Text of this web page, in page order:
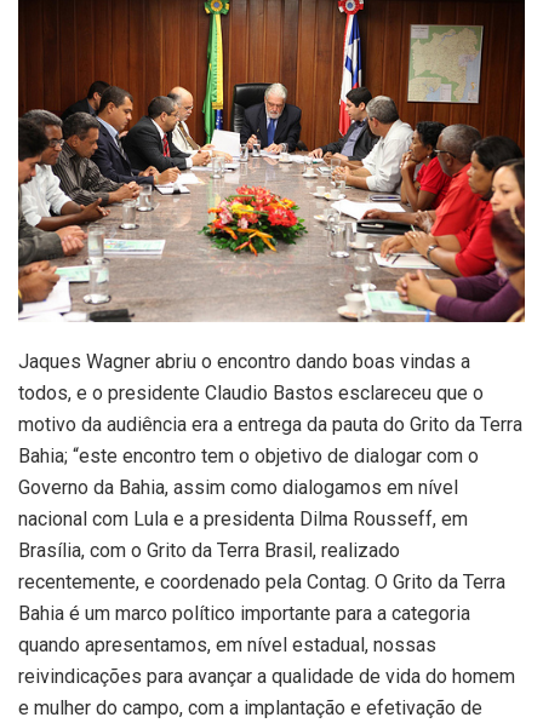
Jaques Wagner abriu o encontro dando boas vindas a
todos, e o presidente Claudio Bastos esclareceu que o
motivo da audiência era a entrega da pauta do Grito da Terra
Bahia; “este encontro tem o objetivo de dialogar com o
Governo da Bahia, assim como dialogamos em nível
nacional com Lula e a presidenta Dilma Rousseff, em
Brasília, com o Grito da Terra Brasil, realizado
recentemente, e coordenado pela Contag. O Grito da Terra
Bahia é um marco político importante para a categoria
quando apresentamos, em nível estadual, nossas
reivindicações para avançar a qualidade de vida do homem
e mulher do campo, com a implantação e efetivação de